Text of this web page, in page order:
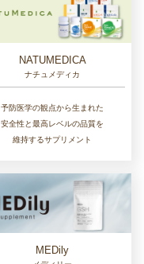
NATUMEDICA
ナチュメディカ
予防医学の観点から生まれた
安全性と最高レベルの品質を
維持するサプリメント
MEDily